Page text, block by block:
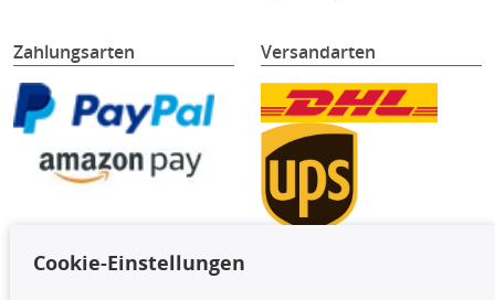
Zahlungsarten Versandarten
Cookie-Einstellungen